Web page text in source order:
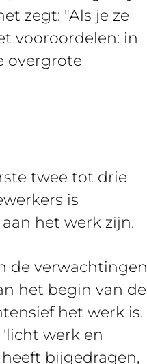
zegt: "Als je ze
vooroordelen: in
overgrote
twee tot drie
is
het werk zijn.
de verwachtingen
het begin van de
het werk is.
werk en
bijgedragen,